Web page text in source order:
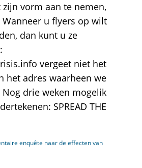
vorm aan te nemen,
u flyers op wilt
dan kunt u ze
vergeet niet het
het adres waarheen we
drie weken mogelik
SPREAD THE
enquête naar de effecten van